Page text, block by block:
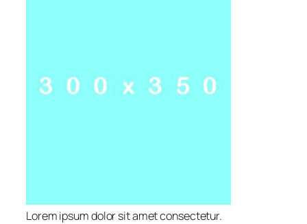
Lorem ipsum dolor sit amet consectetur.